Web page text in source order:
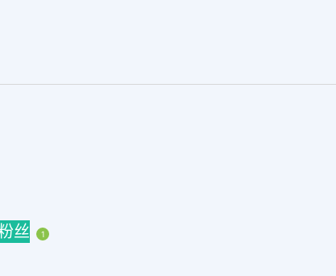
丝 1